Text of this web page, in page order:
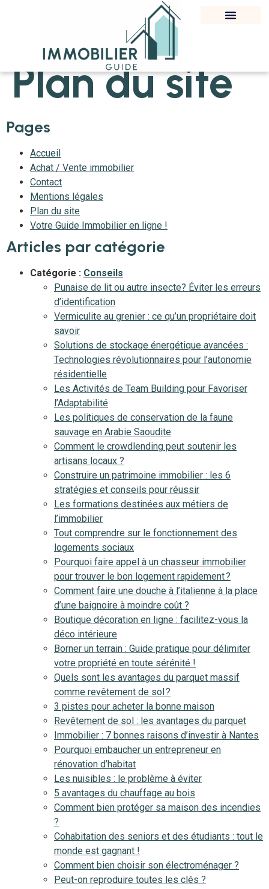
Plan du site
Pages
Accueil
Achat / Vente immobilier
Contact
Mentions légales
Plan du site
Votre Guide Immobilier en ligne !
Articles par catégorie
Catégorie : Conseils
Punaise de lit ou autre insecte? Éviter les erreurs
d’identification
Vermiculite au grenier : ce qu’un propriétaire doit
savoir
Solutions de stockage énergétique avancées :
Technologies révolutionnaires pour l’autonomie
résidentielle
Les Activités de Team Building pour Favoriser
l’Adaptabilité
Les politiques de conservation de la faune
sauvage en Arabie Saoudite
Comment le crowdlending peut soutenir les
artisans locaux ?
Construire un patrimoine immobilier : les 6
stratégies et conseils pour réussir
Les formations destinées aux métiers de
l’immobilier
Tout comprendre sur le fonctionnement des
logements sociaux
Pourquoi faire appel à un chasseur immobilier
pour trouver le bon logement rapidement ?
Comment faire une douche à l’italienne à la place
d’une baignoire à moindre coût ?
Boutique décoration en ligne : facilitez-vous la
déco intérieure
Borner un terrain : Guide pratique pour délimiter
votre propriété en toute sérénité !
Quels sont les avantages du parquet massif
comme revêtement de sol ?
3 pistes pour acheter la bonne maison
Revêtement de sol : les avantages du parquet
Immobilier : 7 bonnes raisons d’investir à Nantes
Pourquoi embaucher un entrepreneur en
rénovation d’habitat
Les nuisibles : le problème à éviter
5 avantages du chauffage au bois
Comment bien protéger sa maison des incendies
?
Cohabitation des seniors et des étudiants : tout le
monde est gagnant !
Comment bien choisir son électroménager ?
Peut-on reproduire toutes les clés ?